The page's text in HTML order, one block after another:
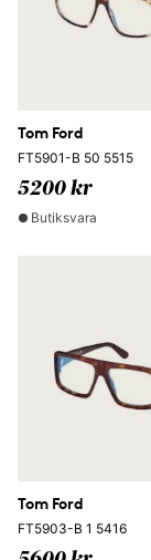
Tom Ford
FT5901-B 50 5515
5200 kr
Butiksvara
Tom Ford
FT5903-B 1 5416